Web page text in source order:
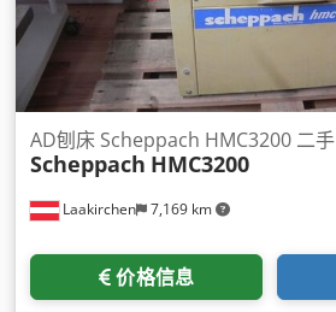
Laakirchen 7,169 km
AD刨床 Scheppach HMC3200 二手
Scheppach HMC3200
价格信息